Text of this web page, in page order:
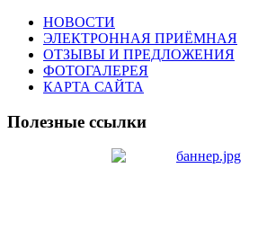
НОВОСТИ
ЭЛЕКТРОННАЯ ПРИЁМНАЯ
ОТЗЫВЫ И ПРЕДЛОЖЕНИЯ
ФОТОГАЛЕРЕЯ
КАРТА САЙТА
Полезные ссылки